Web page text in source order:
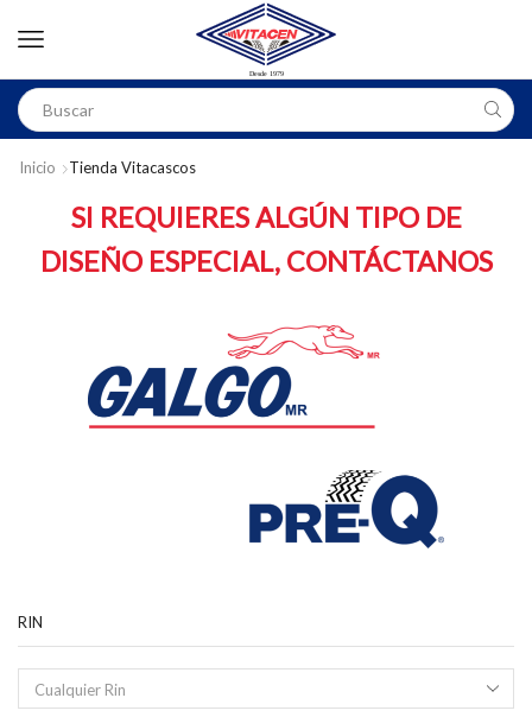
Inicio Tienda Vitacascos
SI REQUIERES ALGÚN TIPO DE
DISEÑO ESPECIAL, CONTÁCTANOS
RIN
Cualquier Rin